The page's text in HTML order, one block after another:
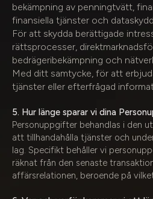
bekämpning av penningtvätt,
finansiella tjänster och
För att skydda berättigade
rättsprocesser,
bedrägeribekämpning och
Med ditt samtycke, för att
tjänster eller efterfrågad
5. Hur länge sparar vi dina
Personuppgifter behandlas i den
att tillhandahålla tjänster och
lag. Specifikt behåller vi
räknat från den senaste
affärsrelationen, beroende på